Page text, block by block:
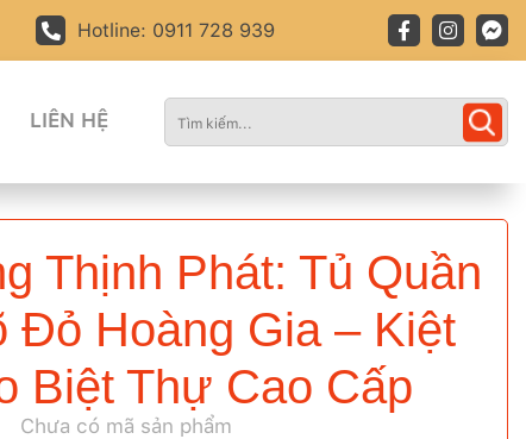
Hotline: 0911 728 939
LIÊN HỆ
Thịnh Phát: Tủ Quần
Đỏ Hoàng Gia – Kiệt
Biệt Thự Cao Cấp
Chưa có mã sản phẩm